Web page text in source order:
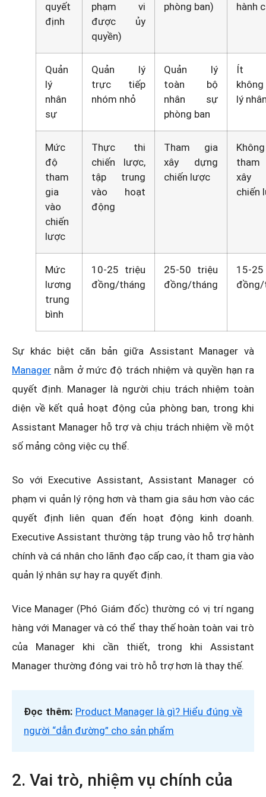
quyết
định
phạm vi
được ủy
quyền)
phòng ban)
hành
Quản
lý
nhân
sự
Quản lý
trực tiếp
nhóm nhỏ
Quản lý
toàn bộ
nhân sự
phòng ban
Ít
lý
Mức
độ
tham
gia
vào
chiến
lược
Thực thi
chiến lược,
tập trung
vào hoạt
động
Tham gia
xây dựng
chiến lược
Không
xây
chiến
Mức
lương
trung
bình
10-25 triệu
đồng/tháng
25-50 triệu
đồng/tháng
15-
Sự khác biệt căn bản giữa Assistant Manager và
Manager nằm ở mức độ trách nhiệm và quyền hạn ra
quyết định. Manager là người chịu trách nhiệm toàn
diện về kết quả hoạt động của phòng ban, trong khi
Assistant Manager hỗ trợ và chịu trách nhiệm về một
số mảng công việc cụ thể.
So với Executive Assistant, Assistant Manager có
phạm vi quản lý rộng hơn và tham gia sâu hơn vào các
quyết định liên quan đến hoạt động kinh doanh.
Executive Assistant thường tập trung vào hỗ trợ hành
chính và cá nhân cho lãnh đạo cấp cao, ít tham gia vào
quản lý nhân sự hay ra quyết định.
Vice Manager (Phó Giám đốc) thường có vị trí ngang
hàng với Manager và có thể thay thế hoàn toàn vai trò
của Manager khi cần thiết, trong khi Assistant
Manager thường đóng vai trò hỗ trợ hơn là thay thế.
Đọc thêm: Product Manager là gì? Hiểu đúng về
người “dẫn đường” cho sản phẩm
2. Vai trò, nhiệm vụ chính của